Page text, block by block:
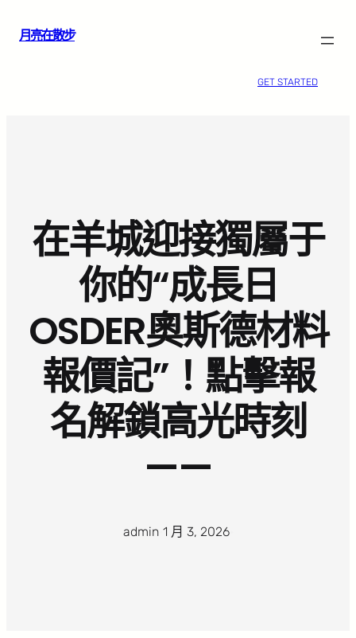
月亮在散步
GET STARTED
在羊城迎接獨屬于
你的“成長日
OSDER奧斯德材料
報價記”！點擊報
名解鎖高光時刻
——
admin· 1 月 3, 2026·